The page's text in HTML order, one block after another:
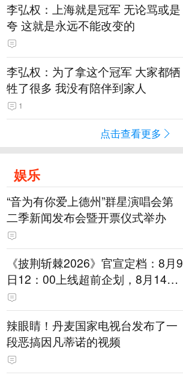
李弘权：上海就是冠军 无论骂或是
夸 这就是永远不能改变的
李弘权：为了拿这个冠军 大家都牺
牲了很多 我没有陪伴到家人
1
点击查看更多
娱乐
“音为有你爱上德州”群星演唱会第
二季新闻发布会暨开票仪式举办
《披荆斩棘2026》官宣定档：8月9
日12：00上线超前企划，8月14日
初见面直播，8月15日、16日两天
进行初舞台直播
辣眼睛！丹麦国家电视台发布了一
段恶搞因凡蒂诺的视频